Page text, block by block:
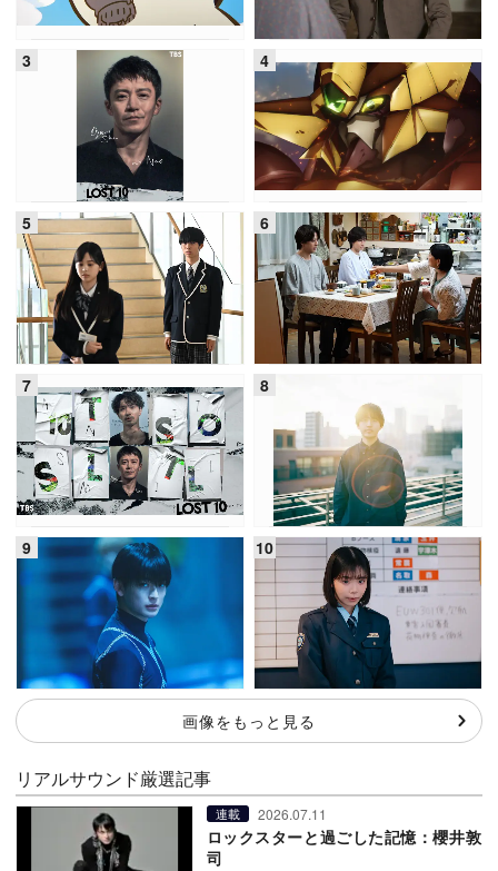
画像をもっと見る
リアルサウンド厳選記事
連載 2026.07.11
ロックスターと過ごした記憶：櫻井敦
司